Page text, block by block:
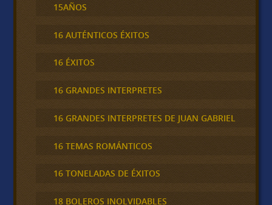
15AÑOS
16 AUTÉNTICOS ÉXITOS
16 ÉXITOS
16 GRANDES INTERPRETES
16 GRANDES INTERPRETES DE JUAN GABRIEL
16 TEMAS ROMÁNTICOS
16 TONELADAS DE ÉXITOS
18 BOLEROS INOLVIDABLES